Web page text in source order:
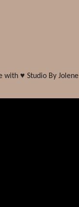
with ♥ Studio By Jolene